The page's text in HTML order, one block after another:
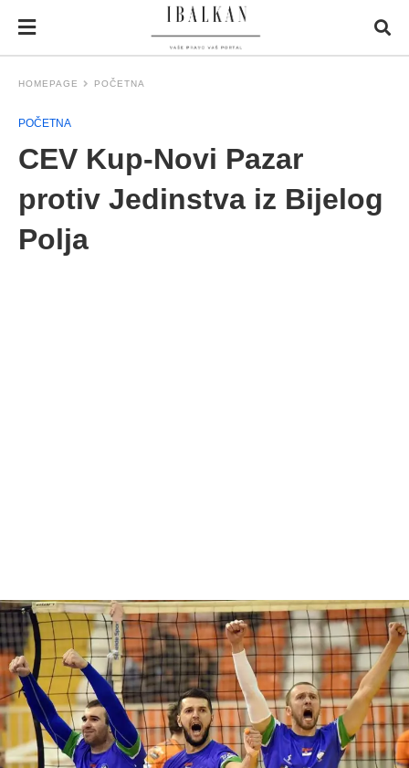
HOMEPAGE POČETNA
POČETNA
CEV Kup-Novi Pazar
protiv Jedinstva iz Bijelog
Polja